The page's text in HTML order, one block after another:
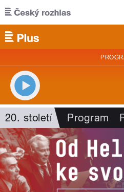
Přejít k hlavnímu obsahu
20. století Program